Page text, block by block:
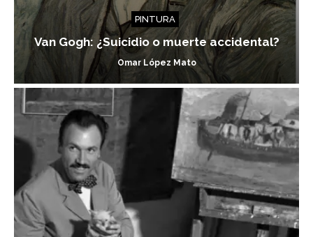
PINTURA
Van Gogh: ¿Suicidio o muerte accidental?
Omar López Mato